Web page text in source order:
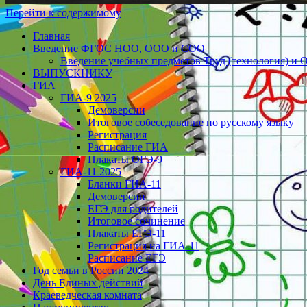
Перейти к содержимому
Главная
Введение ФГОС НОО, ООО и СОО
Введение учебных предметов Труд (технология) и
ВЫПУСКНИКУ
ГИА
ГИА-9 2025
Демоверсии
Итоговое собеседование по русскому языку
Регистрация
Расписание ГИА
Плакаты ОГЭ-9
ГИА-11 2025
Бланки ГИА-11
Демоверсии
ЕГЭ для родителей
Итоговое сочинение
Плакаты ЕГЭ-11
Регистрация на ГИА-11
Расписание ЕГЭ
Год семьи в России 2024
День Единых действий
Краеведческая комната